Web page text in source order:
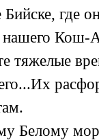
где
Кош-
тяжелые
Белому